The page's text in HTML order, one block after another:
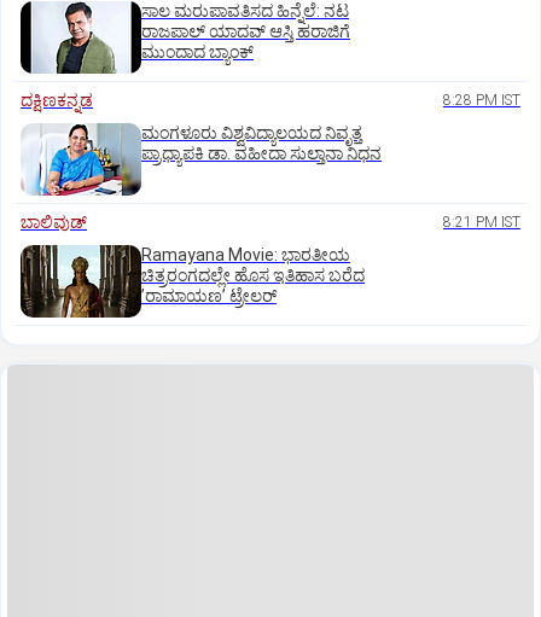
ಸಾಲ ಮರುಪಾವತಿಸದ ಹಿನ್ನೆಲೆ: ನಟ
ರಾಜಪಾಲ್ ಯಾದವ್‌ ಆಸ್ತಿ ಹರಾಜಿಗೆ
ಮುಂದಾದ ಬ್ಯಾಂಕ್
ದಕ್ಷಿಣಕನ್ನಡ 8:28 PM IST
ಮಂಗಳೂರು ವಿಶ್ವವಿದ್ಯಾಲಯದ ನಿವೃತ್ತ
ಪ್ರಾಧ್ಯಾಪಕಿ ಡಾ. ವಹೀದಾ ಸುಲ್ತಾನಾ ನಿಧನ
ಬಾಲಿವುಡ್‌ 8:21 PM IST
Ramayana Movie: ಭಾರತೀಯ
ಚಿತ್ರರಂಗದಲ್ಲೇ ಹೊಸ ಇತಿಹಾಸ ಬರೆದ
ʼರಾಮಾಯಣʼ ಟ್ರೇಲರ್